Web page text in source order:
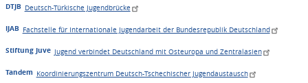
DTJB Deutsch-Türkische Jugendbrücke
IJAB Fachstelle für Internationale Jugendarbeit der Bundesrepublik Deutschland
Stiftung Juve Jugend verbindet Deutschland mit Osteuropa und Zentralasien
Tandem Koordinierungszentrum Deutsch-Tschechischer Jugendaustausch